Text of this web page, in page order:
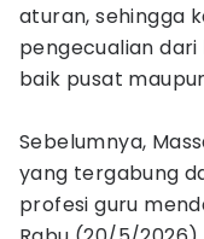
aturan, sehingga
pengecualian
baik pusat
Sebelumnya,
yang tergabung
profesi guru